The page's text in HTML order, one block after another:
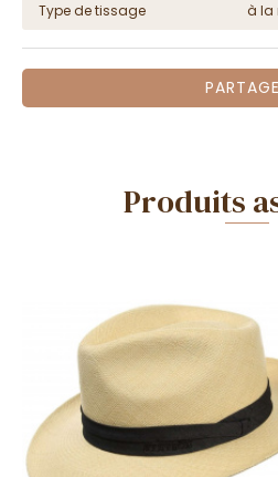
Type de tissage
à la
Produits